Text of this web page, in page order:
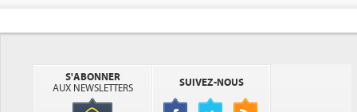
S'ABONNER
AUX NEWSLETTERS
SUIVEZ-NOUS